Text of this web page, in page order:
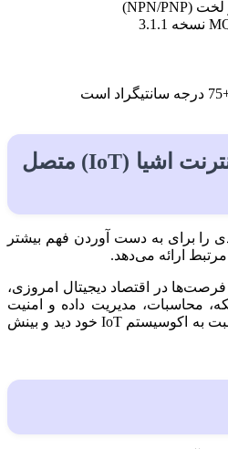
به اینترنت اشیا (IoT) متصل
را برای به دست آوردن فهم بیشتر
مرتبط ارائه می‌دهد.
فرصت‌ها در اقتصاد دیجیتال امروزی،
محاسبات، مدیریت داده و امنیت
نسبت به اکوسیستم IoT خود دید و بینش